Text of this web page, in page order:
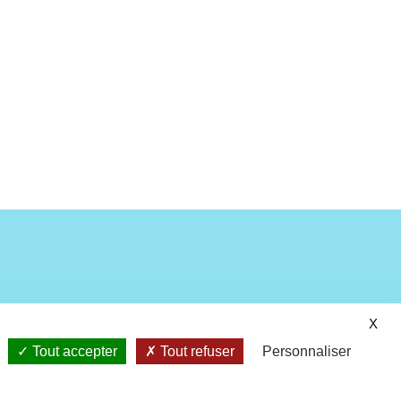
X
Tout accepter Tout refuser Personnaliser